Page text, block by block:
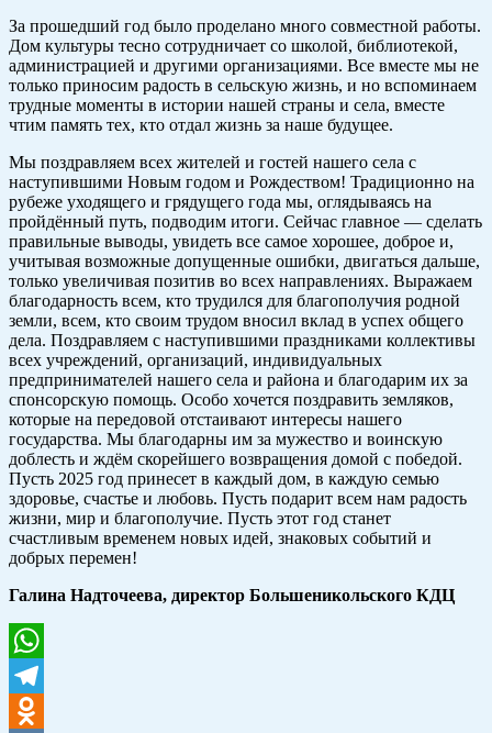
За прошедший год было проделано много совместной работы.
Дом культуры тесно сотрудничает со школой, библиотекой,
администрацией и другими организациями. Все вместе мы не
только приносим радость в сельскую жизнь, и но вспоминаем
трудные моменты в истории нашей страны и села, вместе
чтим память тех, кто отдал жизнь за наше будущее.
Мы поздравляем всех жителей и гостей нашего села с
наступившими Новым годом и Рождеством! Традиционно на
рубеже уходящего и грядущего года мы, оглядываясь на
пройдённый путь, подводим итоги. Сейчас главное — сделать
правильные выводы, увидеть все самое хорошее, доброе и,
учитывая возможные допущенные ошибки, двигаться дальше,
только увеличивая позитив во всех направлениях. Выражаем
благодарность всем, кто трудился для благополучия родной
земли, всем, кто своим трудом вносил вклад в успех общего
дела. Поздравляем с наступившими праздниками коллективы
всех учреждений, организаций, индивидуальных
предпринимателей нашего села и района и благодарим их за
спонсорскую помощь. Особо хочется поздравить земляков,
которые на передовой отстаивают интересы нашего
государства. Мы благодарны им за мужество и воинскую
доблесть и ждём скорейшего возвращения домой с победой.
Пусть 2025 год принесет в каждый дом, в каждую семью
здоровье, счастье и любовь. Пусть подарит всем нам радость
жизни, мир и благополучие. Пусть этот год станет
счастливым временем новых идей, знаковых событий и
добрых перемен!
Галина Надточеева, директор Большеникольского КДЦ
WhatsApp
Telegram